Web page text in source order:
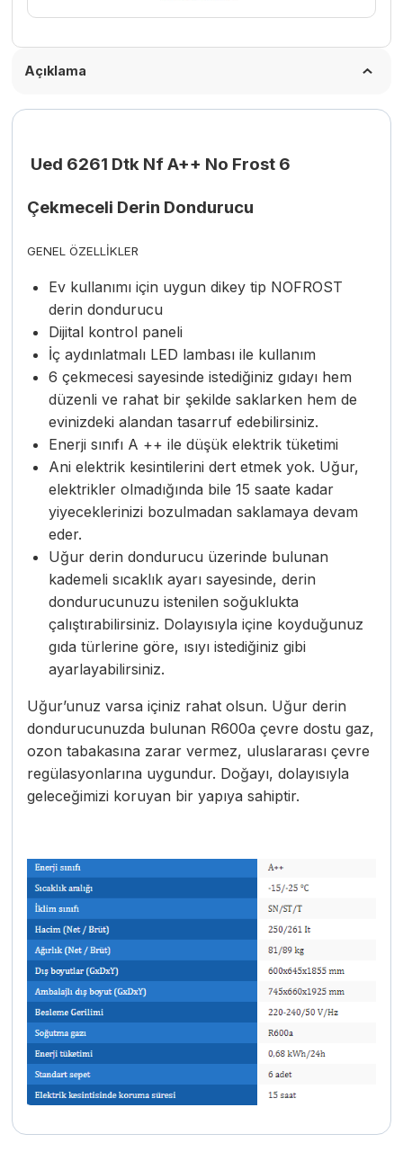
Açıklama
Ued 6261 Dtk Nf A++ No Frost 6
Çekmeceli Derin Dondurucu
GENEL ÖZELLİKLER
Ev kullanımı için uygun dikey tip NOFROST
derin dondurucu
Dijital kontrol paneli
İç aydınlatmalı LED lambası ile kullanım
6 çekmecesi sayesinde istediğiniz gıdayı hem
düzenli ve rahat bir şekilde saklarken hem de
evinizdeki alandan tasarruf edebilirsiniz.
Enerji sınıfı A ++ ile düşük elektrik tüketimi
Ani elektrik kesintilerini dert etmek yok. Uğur,
elektrikler olmadığında bile 15 saate kadar
yiyeceklerinizi bozulmadan saklamaya devam
eder.
Uğur derin dondurucu üzerinde bulunan
kademeli sıcaklık ayarı sayesinde, derin
dondurucunuzu istenilen soğuklukta
çalıştırabilirsiniz. Dolayısıyla içine koyduğunuz
gıda türlerine göre, ısıyı istediğiniz gibi
ayarlayabilirsiniz.
Uğur’unuz varsa içiniz rahat olsun. Uğur derin
dondurucunuzda bulunan R600a çevre dostu gaz,
ozon tabakasına zarar vermez, uluslararası çevre
regülasyonlarına uygundur. Doğayı, dolayısıyla
geleceğimizi koruyan bir yapıya sahiptir.